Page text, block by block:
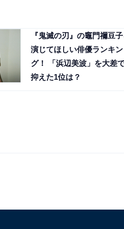
『鬼滅の刃』の竈門禰豆
演じてほしい俳優ランキン
グ！ 「浜辺美波」を大差
抑えた1位は？